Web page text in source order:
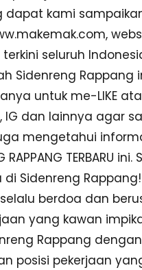
dapat kami
seluruh
Sidenreng Rappang
untuk me-LIKE
IG dan lainnya agar
mengetahui
RAPPANG TERBARU
Sidenreng
berdoa dan
yang kawan
Rappang
posisi pekerjaan